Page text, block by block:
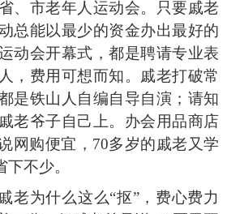
、市老年人运动会。只要戚老
总能以最少的资金办出最好的
动会开幕式，都是聘请专业表
，费用可想而知。戚老打破常
是铁山人自编自导自演；请知
老爷子自己上。办会用品商店
网购便宜， 70多岁的戚老又学
下不少。
老为什么这么“抠”，费心费力